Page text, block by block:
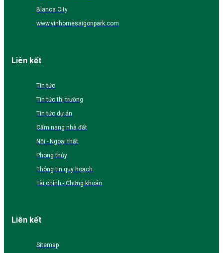
Blanca City
www.vinhomesaigonpark.com
Liên kết
Tin tức
Tin tức thị trường
Tin tức dự án
Cẩm nang nhà đất
Nội - Ngoại thất
Phong thủy
Thông tin quy hoạch
Tài chính - Chứng khoán
Liên kết
Sitemap